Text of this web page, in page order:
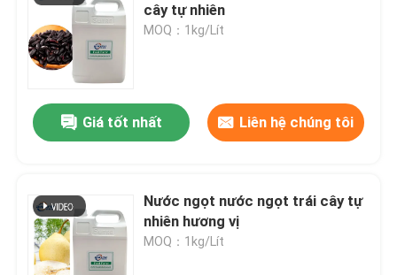
Kiểm soát chất lượng
Liên hệ với chúng tôi
Tin tức
hương vị và hương thơm
cây tự nhiên
MOQ：1kg/Lít
Giá tốt nhất Liên hệ chúng tôi
Nước ngọt nước ngọt trái cây tự
nhiên hương vị
MOQ：1kg/Lít